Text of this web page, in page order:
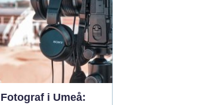
Fotograf i Umeå: